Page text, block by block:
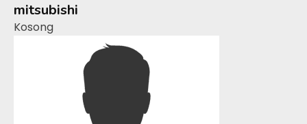
mitsubishi
Kosong